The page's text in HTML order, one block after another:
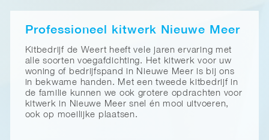
Professioneel kitwerk Nieuwe Meer
Kitbedrijf de Weert heeft vele jaren ervaring met
alle soorten voegafdichting. Het kitwerk voor uw
woning of bedrijfspand in Nieuwe Meer is bij ons
in bekwame handen. Met een tweede kitbedrijf in
de familie kunnen we ook grotere opdrachten voor
kitwerk in Nieuwe Meer snel én mooi uitvoeren,
ook op moeilijke plaatsen.